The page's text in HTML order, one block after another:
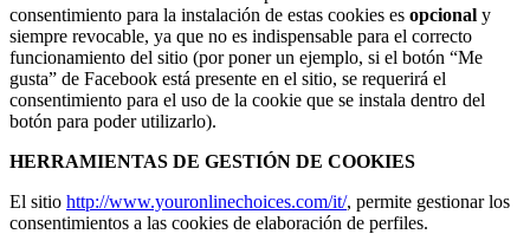
consentimiento para la instalación de estas cookies es opcional y
siempre revocable, ya que no es indispensable para el correcto
funcionamiento del sitio (por poner un ejemplo, si el botón “Me
gusta” de Facebook está presente en el sitio, se requerirá el
consentimiento para el uso de la cookie que se instala dentro del
botón para poder utilizarlo).
HERRAMIENTAS DE GESTIÓN DE COOKIES
El sitio http://www.youronlinechoices.com/it/, permite gestionar los
consentimientos a las cookies de elaboración de perfiles.